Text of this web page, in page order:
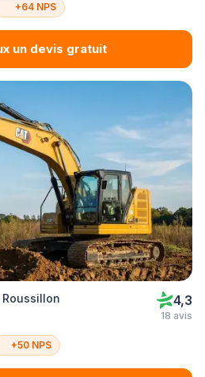
+64 NPS
un devis gratuit
4,3
18 avis
+50 NPS